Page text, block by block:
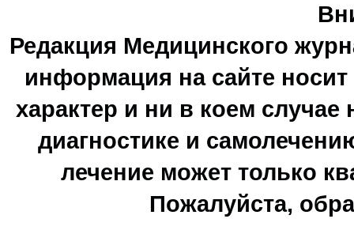
Редакция Медицинского
информация на сайте
характер и ни в коем
диагностике и
лечение может только
Пожалуйста,